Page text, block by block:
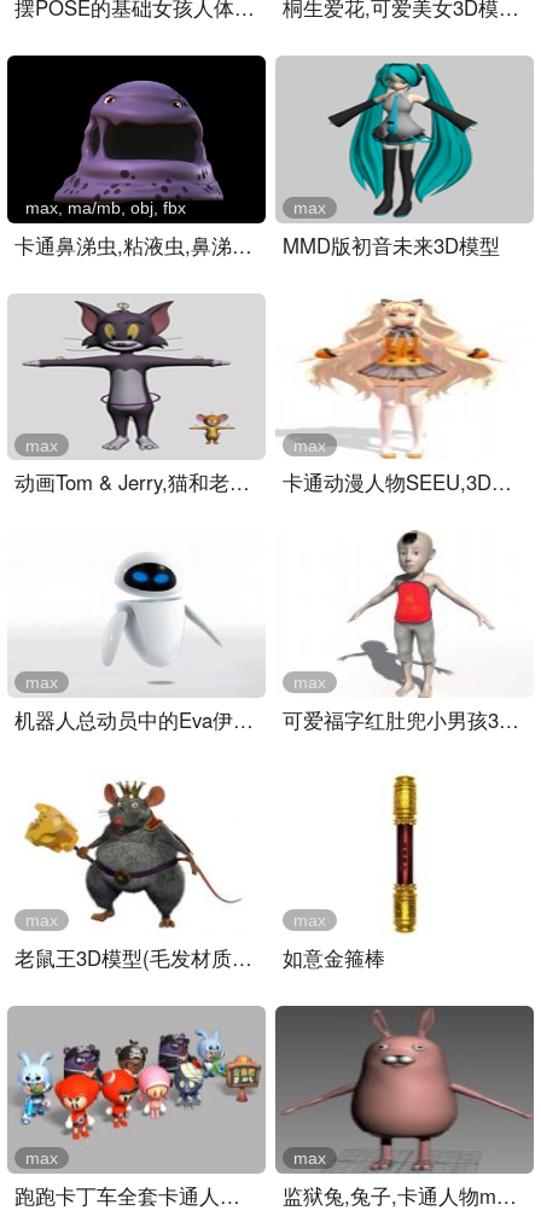
摆POSE的基础女孩人体,卡通.. 桐生爱花,可爱美女3D模型+..
卡通鼻涕虫,粘液虫,鼻涕怪..
max, ma/mb, obj, fbx
MMD版初音未来3D模型
max
动画Tom & Jerry,猫和老鼠..
max
卡通动漫人物SEEU,3D模型设..
max
机器人总动员中的Eva伊娃3..
max
可爱福字红肚兜小男孩3D模..
max
老鼠王3D模型(毛发材质齐全..
max
如意金箍棒
max
跑跑卡丁车全套卡通人物3D..
max
监狱兔,兔子,卡通人物max模..
max